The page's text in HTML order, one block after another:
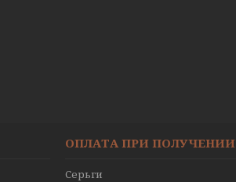
ОПЛАТА ПРИ ПОЛУЧЕНИИ
Серьги